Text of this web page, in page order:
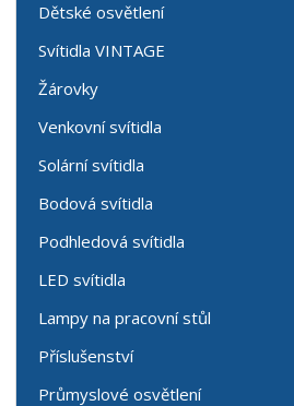
Dětské osvětlení
Svítidla VINTAGE
Žárovky
Venkovní svítidla
Solární svítidla
Bodová svítidla
Podhledová svítidla
LED svítidla
Lampy na pracovní stůl
Příslušenství
Průmyslové osvětlení